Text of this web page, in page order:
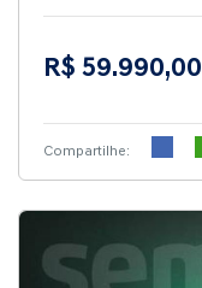
R$ 59.990,00
Compartilhe: